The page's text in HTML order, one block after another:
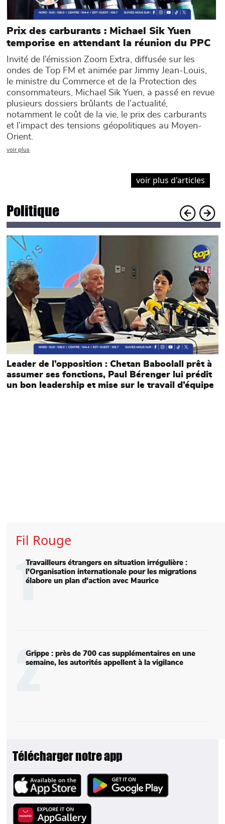
Prix des carburants : Michael Sik Yuen
temporise en attendant la réunion du PPC
Invité de l’émission Zoom Extra, diffusée sur les
ondes de Top FM et animée par Jimmy Jean-Louis,
le ministre du Commerce et de la Protection des
consommateurs, Michael Sik Yuen, a passé en revue
plusieurs dossiers brûlants de l’actualité,
notamment le coût de la vie, le prix des carburants
et l’impact des tensions géopolitiques au Moyen-
Orient.
voir plus
voir plus d'articles
Politique
Main picture
Leader de l’opposition : Chetan Baboolall prêt à
assumer ses fonctions, Paul Bérenger lui prédit
un bon leadership et mise sur le travail d’équipe
Fil Rouge
1
Travailleurs étrangers en situation irrégulière :
l'Organisation internationale pour les migrations
élabore un plan d'action avec Maurice
2
Grippe : près de 700 cas supplémentaires en une
semaine, les autorités appellent à la vigilance
Télécharger notre app
Image Image
Image